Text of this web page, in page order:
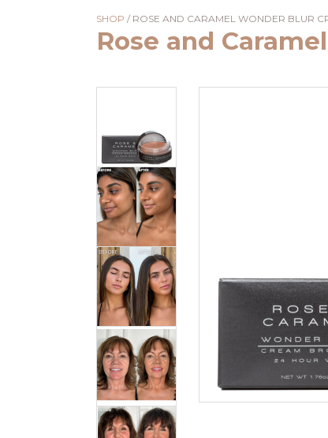
SHOP / ROSE AND CARAMEL WONDER BLUR
Rose and